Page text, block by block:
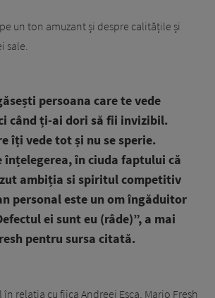
un ton amuzant și despre calitățile și
sale.
persoana care te vede
când ți-ai dori să fii invizibil.
îți vede tot și nu se sperie.
înțelegerea, în ciuda faptului că
ambiția si spiritul competitiv
personal este un om îngăduitor
ei sunt eu (râde)”, a mai
pentru sursa citată.
relația cu fiica Andreei Esca, Mario Fresh